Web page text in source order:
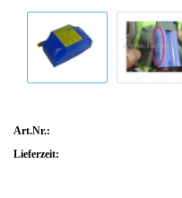
Art.Nr.:
Lieferzeit: